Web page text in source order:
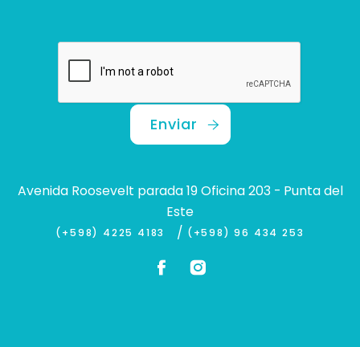
Enviar
Avenida Roosevelt parada 19 Oficina 203 - Punta del
Este
(+598) 4225 4183 / (+598) 96 434 253